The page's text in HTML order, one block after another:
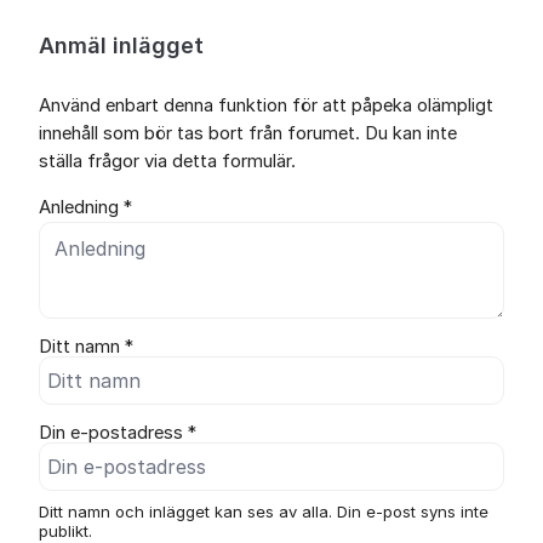
Anmäl inlägget
Använd enbart denna funktion för att påpeka olämpligt
innehåll som bör tas bort från forumet. Du kan inte
ställa frågor via detta formulär.
Anledning *
Ditt namn *
Din e-postadress *
Ditt namn och inlägget kan ses av alla. Din e-post syns inte
publikt.